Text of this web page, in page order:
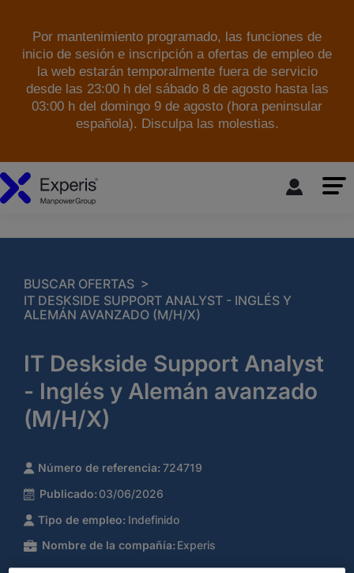
Por mantenimiento programado, las funciones de
inicio de sesión e inscripción a ofertas de empleo de
la web estarán temporalmente fuera de servicio
desde las 23:00 h del sábado 8 de agosto hasta las
03:00 h del domingo 9 de agosto (hora peninsular
española). Disculpa las molestias.
BUSCAR OFERTAS >
IT DESKSIDE SUPPORT ANALYST - INGLÉS Y
ALEMÁN AVANZADO (M/H/X)
IT Deskside Support Analyst
- Inglés y Alemán avanzado
(M/H/X)
Número de referencia: 724719
Publicado: 03/06/2026
Tipo de empleo: Indefinido
Nombre de la compañía: Experis